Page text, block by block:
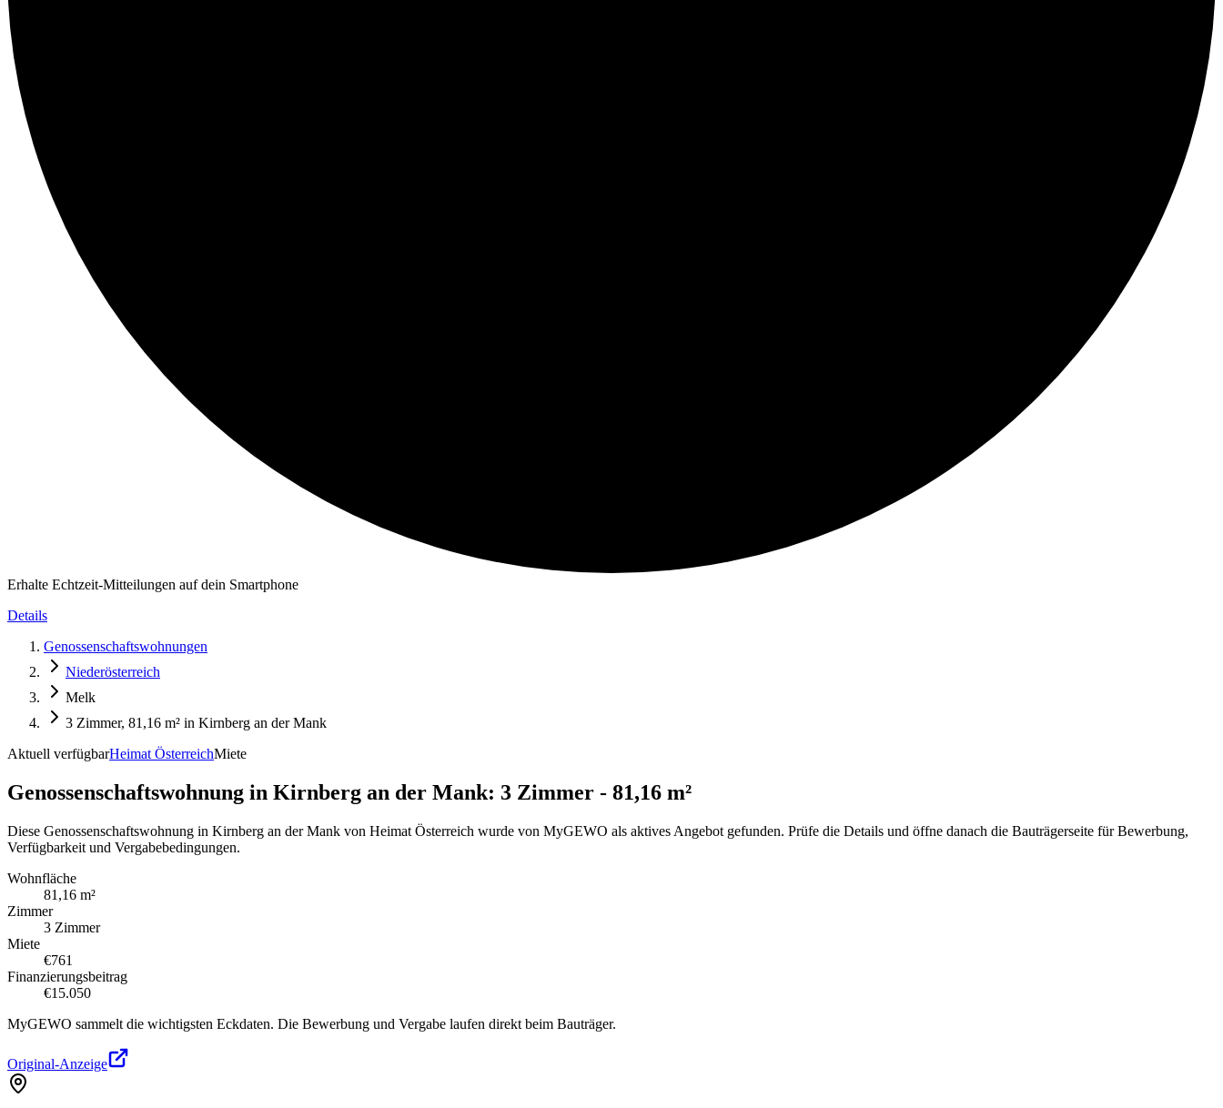
Erhalte Echtzeit-Mitteilungen auf dein Smartphone
Details
Genossenschaftswohnungen
Niederösterreich
Melk
3 Zimmer, 81,16 m² in Kirnberg an der Mank
Aktuell verfügbarHeimat ÖsterreichMiete
Genossenschaftswohnung in Kirnberg an der Mank: 3 Zimmer - 81,16 m²
Diese Genossenschaftswohnung in Kirnberg an der Mank von Heimat Österreich wurde von MyGEWO als aktives Angebot gefunden. Prüfe die Details und öffne danach die Bauträgerseite für Bewerbung,
Verfügbarkeit und Vergabebedingungen.
Wohnfläche
81,16 m²
Zimmer
3 Zimmer
Miete
€761
Finanzierungsbeitrag
€15.050
MyGEWO sammelt die wichtigsten Eckdaten. Die Bewerbung und Vergabe laufen direkt beim Bauträger.
Original-Anzeige